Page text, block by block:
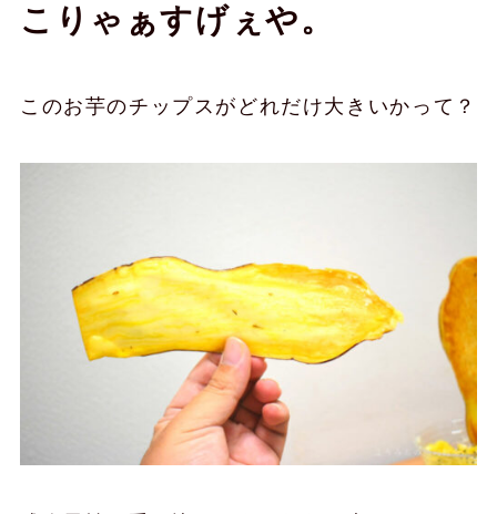
こりゃぁすげぇや。
このお芋のチップスがどれだけ大きいかって？